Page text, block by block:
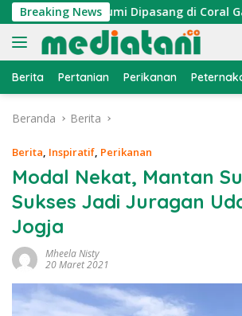
Langsung
ke
konten
Breaking News
Cumi Dipasang di Coral Garden
Berita Pertanian Perikanan
Beranda Berita
Berita, Inspiratif, Perikanan
Modal Nekat, Mantan
Sukses Jadi Juragan
Jogja
Mheela Nisty
20 Maret 2021